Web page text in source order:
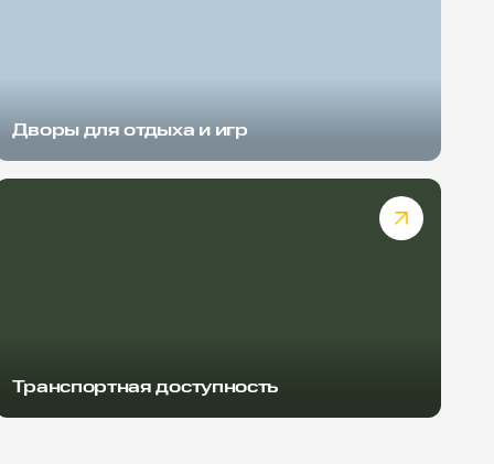
Дворы для отдыха и игр
Транспортная доступность